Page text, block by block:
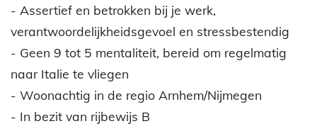
- Assertief en betrokken bij je werk,
verantwoordelijkheidsgevoel en stressbestendig
- Geen 9 tot 5 mentaliteit, bereid om regelmatig
naar Italie te vliegen
- Woonachtig in de regio Arnhem/Nijmegen
- In bezit van rijbewijs B